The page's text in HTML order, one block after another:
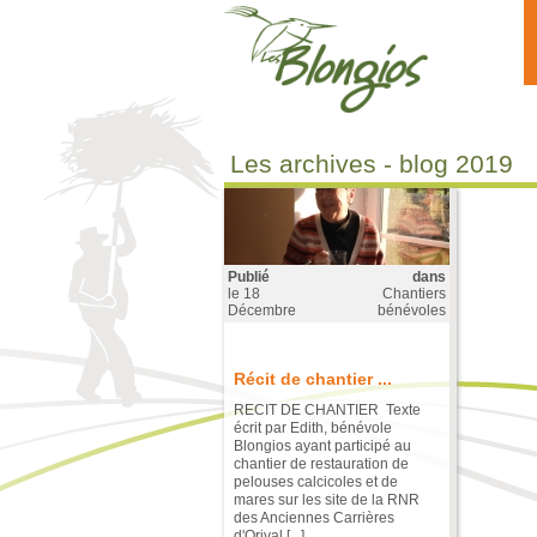
Les archives - blog 2019
Publié
le 18
Décembre
dans
Chantiers
bénévoles
Récit de chantier ...
RECIT DE CHANTIER Texte
écrit par Edith, bénévole
Blongios ayant participé au
chantier de restauration de
pelouses calcicoles et de
mares sur les site de la RNR
des Anciennes Carrières